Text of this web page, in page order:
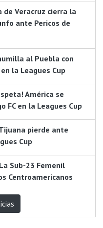
de Veracruz cierra la
ante Pericos de
al Puebla con
la Leagues Cup
América se
FC en la Leagues Cup
pierde ante
Cup
Sub-23 Femenil
Centroamericanos